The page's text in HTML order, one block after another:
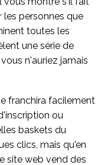
personnes que
toutes les
une série de
n'auriez jamais
franchira facilement
ou
baskets du
clics, mais qu'en
site web vend des